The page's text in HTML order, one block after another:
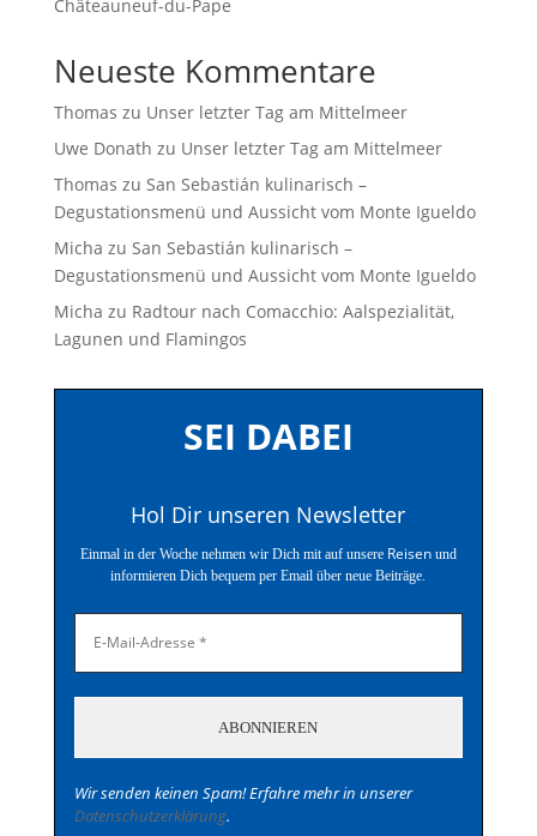
Châteauneuf-du-Pape
Neueste Kommentare
Thomas zu Unser letzter Tag am Mittelmeer
Uwe Donath zu Unser letzter Tag am Mittelmeer
Thomas zu San Sebastián kulinarisch –
Degustationsmenü und Aussicht vom Monte Igueldo
Micha zu San Sebastián kulinarisch –
Degustationsmenü und Aussicht vom Monte Igueldo
Micha zu Radtour nach Comacchio: Aalspezialität,
Lagunen und Flamingos
SEI DABEI
Hol Dir unseren Newsletter
Einmal in der Woche nehmen wir Dich mit auf unsere Reisenund
informieren Dich bequem per Email über neue Beiträge.
Wir senden keinen Spam! Erfahre mehr in unserer
Datenschutzerklärung.